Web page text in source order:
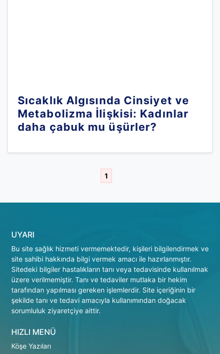
Sıcaklık Algısında Cinsiyet ve
Metabolizma İlişkisi: Kadınlar
daha çabuk mu üşürler?
1
UYARI
Bu site sağlık hizmeti vermemektedir, kişileri bilgilendirmek ve
site sahibi hakkında bilgi vermek amacı ile hazırlanmıştır.
Sitedeki bilgiler hastalıkların tanı veya tedavisinde kullanılmak
üzere verilmemiştir. Tanı ve tedaviler mutlaka bir hekim
tarafından yapılması gereken işlemlerdir. Site içeriğinin bir
şekilde tanı ve tedavi amacıyla kullanımından doğacak
sorumluluk ziyaretçiye aittir.
HIZLI MENÜ
Köşe Yazıları